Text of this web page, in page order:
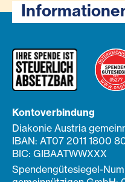
Kontoverbindung
Diakonie Austria
IBAN: AT07 2011 1800
BIC: GIBAATWWXXX
Spendengütesiegel-